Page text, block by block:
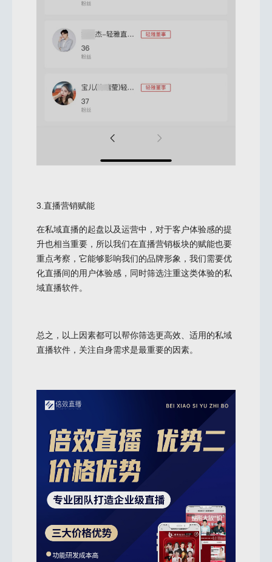
3.直播营销赋能
在私域直播的起盘以及运营中，对于客户体验感的提
升也相当重要，所以我们在直播营销板块的赋能也要
重点考察，它能够影响我们的品牌形象，我们需要优
化直播间的用户体验感，同时筛选注重这类体验的私
域直播软件。
总之，以上因素都可以帮你筛选更高效、适用的私域
直播软件，关注自身需求是最重要的因素。